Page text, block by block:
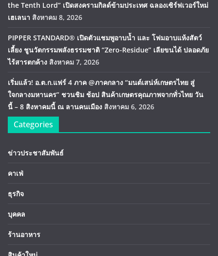
the Tenth Lord” เปิดสงครามกิลด์ข้ามประเทศ ฉลองเซิร์ฟเวอร์ใหม่
เฮเลนา สิงหาคม 8, 2026
PIPPER STANDARD® เปิดตัวแชมพูอาบน้ำ และ โฟมอาบแห้งสัตว์
เลี้ยง ชูนวัตกรรมพลังธรรมชาติ “Zero-Residue” เลียขนได้ ปลอดภัย
ไร้สารตกค้าง สิงหาคม 7, 2026
เริ่มแล้ว! อ.ต.ก.แฟร์ 4 ภาค @ภาคกลาง “มนต์เสน่ห์เกษตรไทย สู่
ใจกลางมหานคร” ชวนชิม ช้อป สินค้าเกษตรคุณภาพจากทั่วไทย วัน
นี้ – 8 สิงหาคมนี้ ณ ลานคนเมือง สิงหาคม 6, 2026
Categories
ข่าวประชาสัมพันธ์
คาเฟ่
ธุรกิจ
บุคคล
ร้านอาหาร